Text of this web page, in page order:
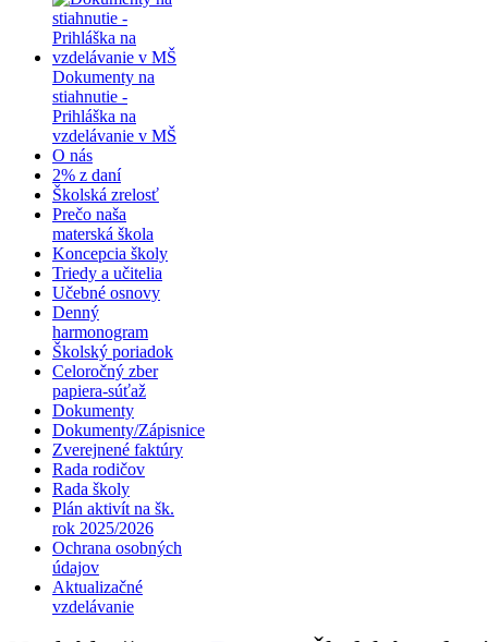
Dokumenty na
stiahnutie -
Prihláška na
vzdelávanie v MŠ
O nás
2% z daní
Školská zrelosť
Prečo naša
materská škola
Koncepcia školy
Triedy a učitelia
Učebné osnovy
Denný
harmonogram
Školský poriadok
Celoročný zber
papiera-súťaž
Dokumenty
Dokumenty/Zápisnice
Zverejnené faktúry
Rada rodičov
Rada školy
Plán aktivít na šk.
rok 2025/2026
Ochrana osobných
údajov
Aktualizačné
vzdelávanie